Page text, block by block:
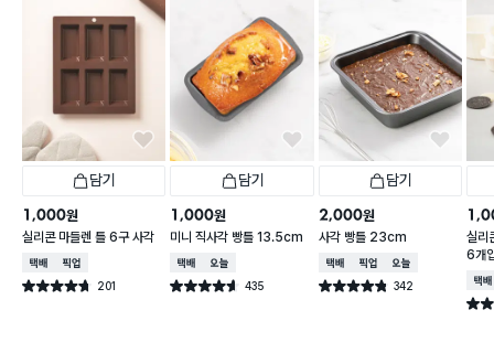
담기
1,000원
실리콘 마들렌 틀 6구 사각
택배배송매장픽업
별점 4.7점 201
건 작성
담기
1,000원
미니 직사각 빵틀 13.5cm
택배배송오늘배송
별점 4.6점 435
건 작성
담기
2,000원
사각 빵틀 23cm
택배배송매장픽업오늘배송
별점 4.8점 342
건 작성
실리
6개
택배
별점